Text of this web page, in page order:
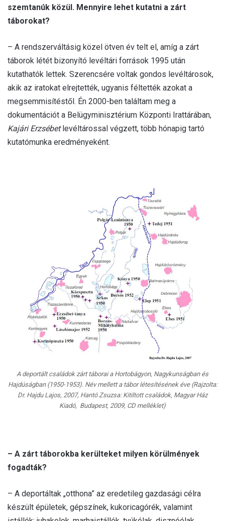
szemtanúk közül. Mennyire lehet kutatni a zárt
táborokat?
– A rendszerváltásig közel ötven év telt el, amíg a zárt
táborok létét bizonyító levéltári források 1995 után
kutathatók lettek. Szerencsére voltak gondos levéltárosok,
akik az iratokat elrejtették, ugyanis féltették azokat a
megsemmisítéstől. Én 2000-ben találtam meg a
dokumentációt a Belügyminisztérium Központi Irattárában,
Kajári Erzsébetlevéltárossal végzett, több hónapig tartó
kutatómunka eredményeként.
A deportált családok zárt táborai a Hortobágyon, Nagykunságban és
Hajdúságban (1950-1953). Név mellett a tábor létesítésének éve (Rajzolta:
Dr. Hajdu Lajos, 2007, Hantó Zsuzsa: Kitiltott családok, Magyar Ház
Kiadó, Budapest, 2009, CD melléklet)
– A zárt táborokba kerülteket milyen körülmények
fogadták?
– A deportáltak „otthona” az eredetileg gazdasági célra
készült épületek, gépszínek, kukoricagórék, valamint